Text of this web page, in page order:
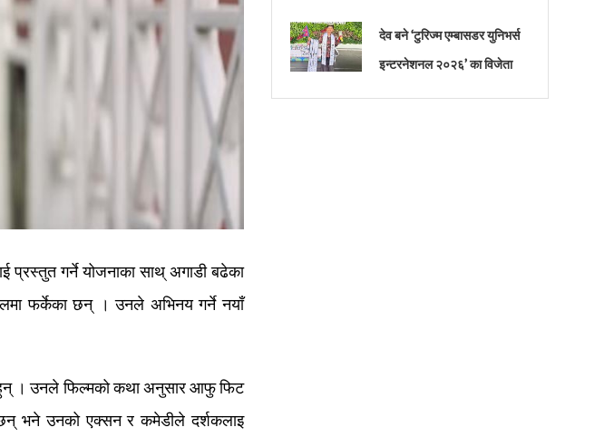
गर्ने योजनाका साथ् अगाडी बढेका
फर्केका छन् । उनले अभिनय गर्ने नयाँ
हुन् । उनले फिल्मको कथा अनुसार आफु फिट
भने उनको एक्सन र कमेडीले दर्शकलाइ
देव बने ‘टुरिज्म एम्बासडर युनिभर्स
इन्टरनेशनल २०२६’ का विजेता